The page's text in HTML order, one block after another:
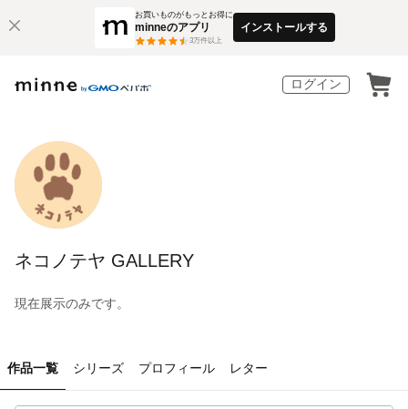
お買いものがもっとお得に
minneのアプリ
3万件以上
インストールする
ログイン
ネコノテヤ GALLERY
現在展示のみです。
作品一覧 シリーズ プロフィール レター